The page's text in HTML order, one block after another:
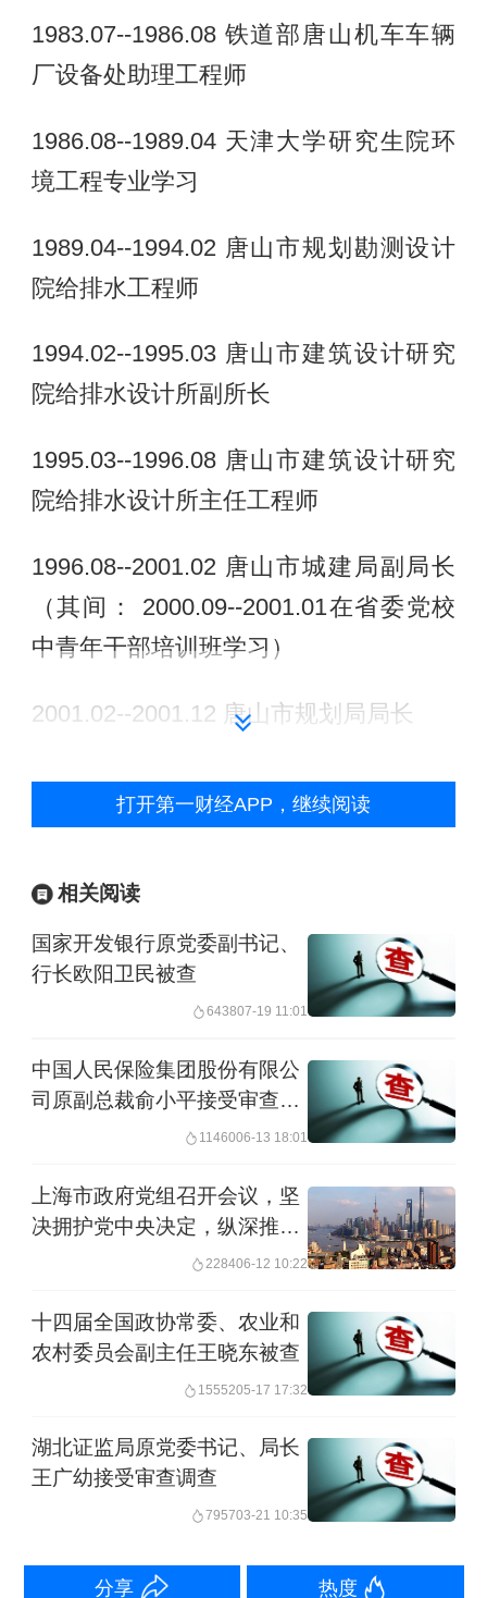
1983.07--1986.08 铁道部唐山机车车辆
厂设备处助理工程师
1986.08--1989.04 天津大学研究生院环
境工程专业学习
1989.04--1994.02 唐山市规划勘测设计
院给排水工程师
1994.02--1995.03 唐山市建筑设计研究
院给排水设计所副所长
1995.03--1996.08 唐山市建筑设计研究
院给排水设计所主任工程师
1996.08--2001.02 唐山市城建局副局长
（其间： 2000.09--2001.01在省委党校
中青年干部培训班学习）
2001.02--2001.12 唐山市规划局局长
2001.12--2003.04 唐山市规划局局长、
党组书记（其间： 2002.09--2003.01在
2003.04--2011.08 唐山市副市长
（2000.04--2006.03在天津大学管理学院
士学位）
2011.08--2011.09 唐山市委宣传部部长
2011.09--2014.12 唐山市委常委、宣传
2014.12-- 河北日报报业集团（河北日报
社）管委会主任（社长）、党委书记
举报
打开第一财经APP，继续阅读
相关阅读
国家开发银行原党委副书记、
行长欧阳卫民被查
643807-19 11:01
中国人民保险集团股份有限公
司原副总裁俞小平接受审查调
1146006-13 18:01
上海市政府党组召开会议，坚
决拥护党中央决定，纵深推进
政府系统党风廉政建设和反腐
228406-12 10:22
十四届全国政协常委、农业和
农村委员会副主任王晓东被查
1555205-17 17:32
湖北证监局原党委书记、局长
王广幼接受审查调查
795703-21 10:35
分享 热度